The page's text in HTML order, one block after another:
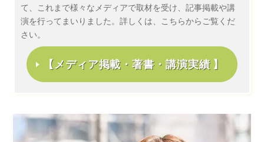
て、これまで様々なメディアで取材を受け、記事掲載や講
演を行ってまいりました。詳しくは、こちらからご覧くだ
さい。
【メディア掲載・著書・講演実績 】